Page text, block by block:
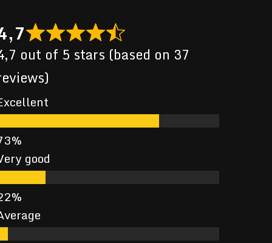
out of 5 stars (based on 37
good